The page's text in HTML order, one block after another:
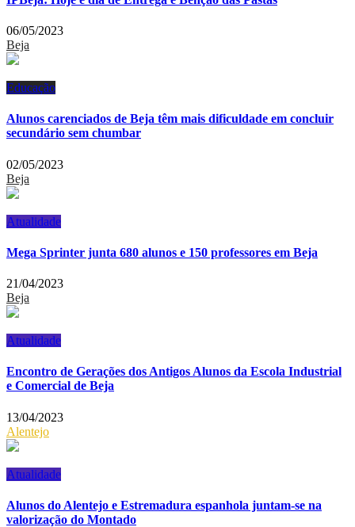
06/05/2023
Beja
Educação
Alunos carenciados de Beja têm mais dificuldade em concluir
secundário sem chumbar
02/05/2023
Beja
Atualidade
Mega Sprinter junta 680 alunos e 150 professores em Beja
21/04/2023
Beja
Atualidade
Encontro de Gerações dos Antigos Alunos da Escola Industrial
e Comercial de Beja
13/04/2023
Alentejo
Atualidade
Alunos do Alentejo e Estremadura espanhola juntam-se na
valorização do Montado